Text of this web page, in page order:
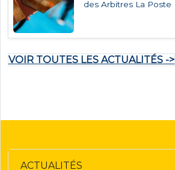
des Arbitres La Poste
VOIR TOUTES LES ACTUALITÉS ->
ACTUALITÉS